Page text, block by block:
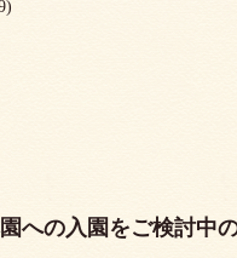
への入園をご検討中の